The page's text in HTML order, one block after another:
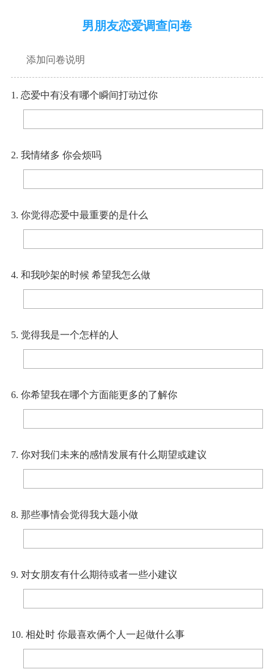
男朋友恋爱调查问卷
添加问卷说明
1. 恋爱中有没有哪个瞬间打动过你
2. 我情绪多 你会烦吗
3. 你觉得恋爱中最重要的是什么
4. 和我吵架的时候 希望我怎么做
5. 觉得我是一个怎样的人
6. 你希望我在哪个方面能更多的了解你
7. 你对我们未来的感情发展有什么期望或建议
8. 那些事情会觉得我大题小做
9. 对女朋友有什么期待或者一些小建议
10. 相处时 你最喜欢俩个人一起做什么事